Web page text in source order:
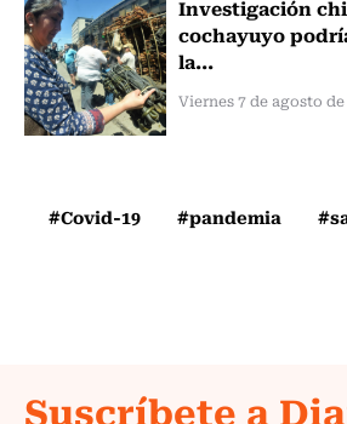
Investigación
cochayuyo
la...
Viernes 7 de agosto de
#Covid-19 #pandemia